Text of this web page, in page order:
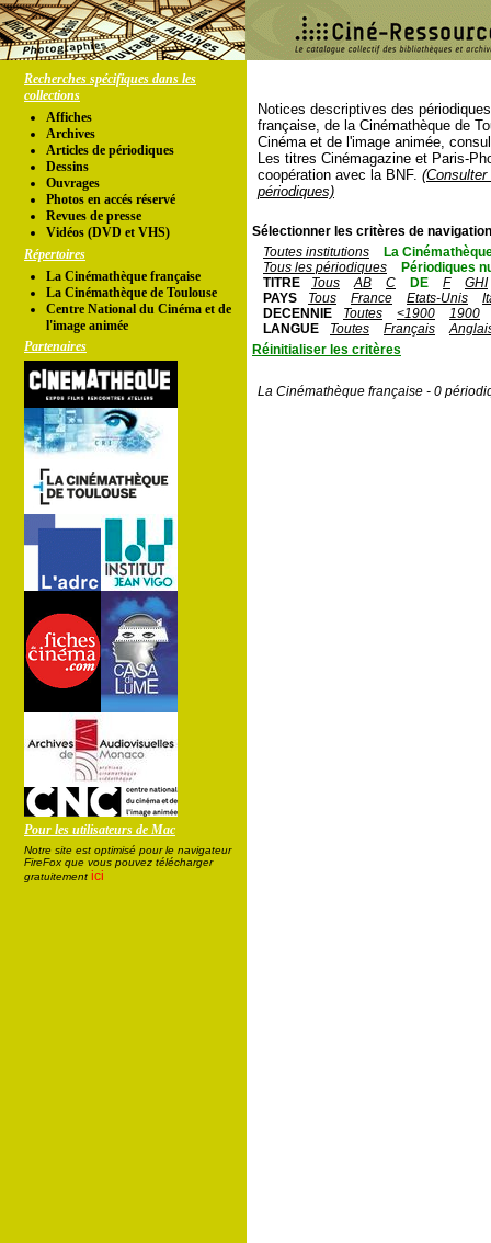
Recherches spécifiques dans les
collections
Affiches
Archives
Articles de périodiques
Dessins
Ouvrages
Photos en accés réservé
Revues de presse
Vidéos (DVD et VHS)
Répertoires
La Cinémathèque française
La Cinémathèque de Toulouse
Centre National du Cinéma et de
l'image animée
Partenaires
Pour les utilisateurs de Mac
Notre site est optimisé pour le navigateur
FireFox que vous pouvez télécharger
gratuitement ici
Notices descriptives des
française, de la Cinémathèque de
Cinéma et de l'image animée,
Les titres Cinémagazine et Paris-
coopération avec la BNF.
périodiques)
Sélectionner les critères de
Toutes institutions
La
Tous les périodiques
Périodiques
TITRE
Tous AB C DE F
GHI
PAYS
Tous France Etats-Unis
DECENNIE
Toutes <1900
1900
LANGUE
Toutes Français
Réinitialiser les critères
La Cinémathèque française - 0